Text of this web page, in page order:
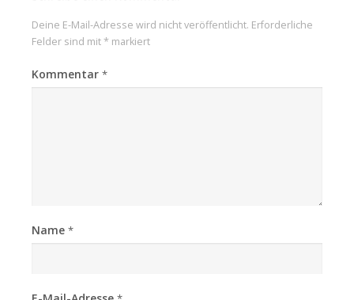
Deine E-Mail-Adresse wird nicht veröffentlicht. Erforderliche
Felder sind mit* markiert
Kommentar *
Name *